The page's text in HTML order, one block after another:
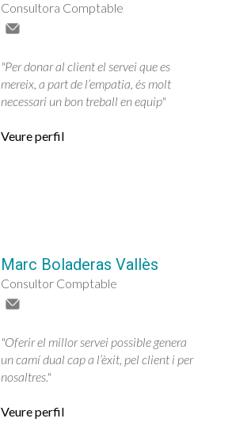
Consultora Comptable
"Per donar al client el servei que es
mereix, a part de l’empatia, és molt
necessari un bon treball en equip"
Veure perfil
Marc Boladeras Vallès
Consultor Comptable
"Oferir el millor servei possible genera
un camí dual cap a l’èxit, pel client i per
nosaltres."
Veure perfil